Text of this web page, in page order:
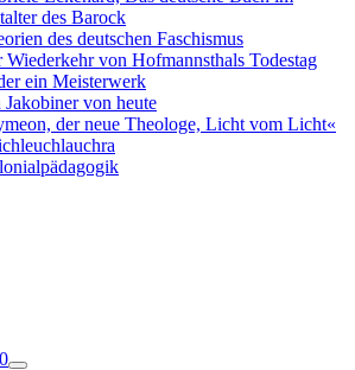
des Barock
des deutschen Faschismus
Wiederkehr von Hofmannsthals Todestag
ein Meisterwerk
Jakobiner von heute
der neue Theologe, Licht vom Licht«